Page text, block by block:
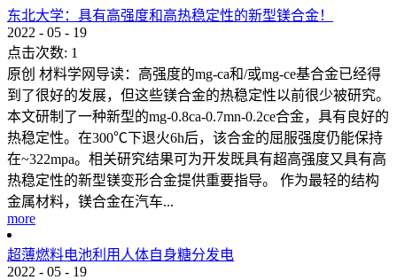
东北大学：具有高强度和高热稳定性的新型镁合金！
2022 - 05 - 19
点击次数: 1
原创 材料学网导读：高强度的mg-ca和/或mg-ce基合金已经得
到了很好的发展，但这些镁合金的热稳定性以前很少被研究。
本文研制了一种新型的mg-0.8ca-0.7mn-0.2ce合金，具有良好的
热稳定性。在300℃下退火6h后，该合金的屈服强度仍能保持
在~322mpa。相关研究结果可为开发既具有超高强度又具有高
热稳定性的新型镁变形合金提供重要指导。 作为最轻的结构
金属材料，镁合金在汽车...
more
超薄燃料电池利用人体自身糖分发电
2022 - 05 - 19